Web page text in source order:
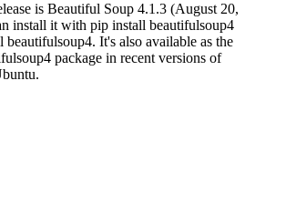
is Beautiful Soup 4.1.3 (August 20,
install it with pip install beautifulsoup4
beautifulsoup4. It's also available as the
package in recent versions of